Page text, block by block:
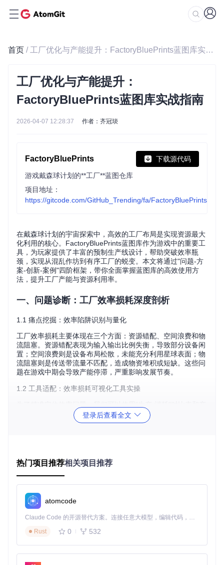
首页 / 工厂优化与产能提升：FactoryBluePrints蓝图库实战指南
工厂优化与产能提升：
FactoryBluePrints蓝图库实战指南
2026-04-07 12:28:37 作者：齐冠琰
FactoryBluePrints 下载源代码
游戏戴森球计划的**工厂**蓝图仓库
项目地址：
https://gitcode.com/GitHub_Trending/fa/FactoryBluePrints
在戴森球计划的宇宙探索中，高效的工厂布局是实现资源最大
化利用的核心。FactoryBluePrints蓝图库作为游戏中的重要工
具，为玩家提供了丰富的预制生产线设计，帮助突破效率瓶
颈，实现从混乱作坊到有序工厂的蜕变。本文将通过"问题-方
案-创新-案例"四阶框架，带你全面掌握蓝图库的高效使用方
法，提升工厂产能与资源利用率。
一、问题诊断：工厂效率损耗深度剖析
1.1 痛点挖掘：效率陷阱识别与量化
工厂效率损耗主要体现在三个方面：资源错配、空间浪费和物
流阻塞。资源错配表现为输入输出比例失衡，导致部分设备闲
置；空间浪费则是设备布局松散，未能充分利用星球表面；物
流阻塞则是传送带流量不匹配，造成物资堆积或短缺。这些问
题在游戏中期会导致产能停滞，严重影响发展节奏。
1.2 工具适配：效率损耗可视化工具实操
能压力测试工具。以下是一个简单的效率评估工具使用示例：
运行以上脚本后，会生成一份包含各环节产能、瓶颈点和优化
建议的HTML报告，帮助玩家直观了解效率损耗情况。
1.3 场景落地：常见效率问题解决方案
针对不同的效率问题，我们可以采取相应的解决措施。例如，
对于资源错配问题，可以通过调整生产配方和设备数量来平衡
来提高空间利用率；对于物流阻塞问题，可以优化传送带布局
和使用分流器来平衡流量。
登录后查看全文
热门项目推荐相关项目推荐
atomcode
Claude Code 的开源替代方案。连接任意大模型，编辑代码，运行命令，自动验证 — 全自动执行。用 Rust 构建，极致性能。 ｜ An open-source alternative to Claude Code. Connect any LLM, edit code, run commands, and verify changes — autonomously. Built in Rust for speed. Get Started
Rust
0 532